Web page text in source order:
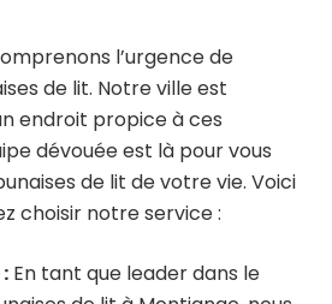
l’urgence de
de lit. Notre ville est
endroit propice à ces
dévouée est là pour vous
de lit de votre vie. Voici
choisir notre service :
En tant que leader dans le